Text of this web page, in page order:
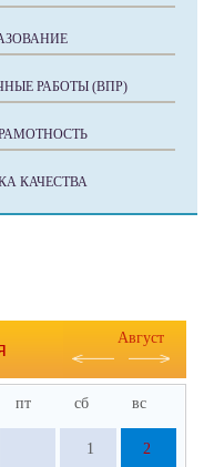
РАБОТЫ (ВПР)
КАЧЕСТВА
Август
пт сб вс
1 2